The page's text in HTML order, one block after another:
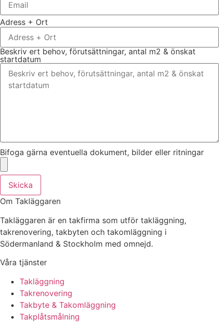
Adress + Ort
Beskriv ert behov, förutsättningar, antal m2 & önskat
startdatum
Bifoga gärna eventuella dokument, bilder eller ritningar
Skicka
Om Takläggaren
Takläggaren är en takfirma som utför takläggning,
takrenovering, takbyten och takomläggning i
Södermanland & Stockholm med omnejd.
Våra tjänster
Takläggning
Takrenovering
Takbyte & Takomläggning
Takplåtsmålning